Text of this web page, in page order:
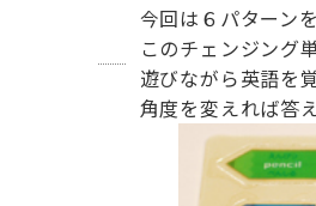
今回は６パターン
このチェンジング
遊びながら英語を
角度を変えれば答